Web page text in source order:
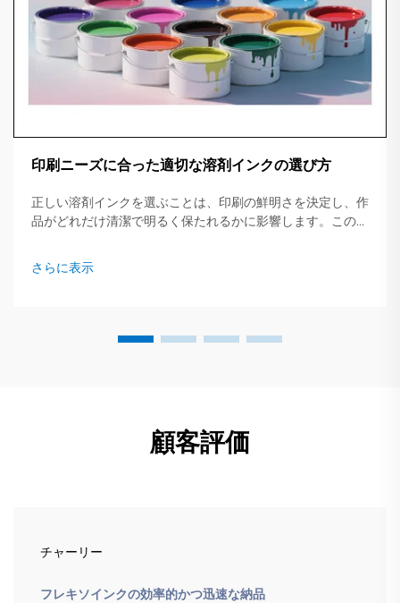
印刷ニーズに合った適切な溶剤インクの選び方
正しい溶剤インクを選ぶことは、印刷の鮮明さを決定し、作
品がどれだけ清潔で明るく保たれるかに影響します。この簡
事前に確認すべき重要なポイントについて概説します...
さらに表示
顧客評価
チャーリー
フレキソインクの効率的かつ迅速な納品